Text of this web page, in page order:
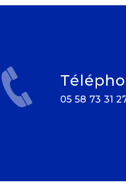
05 58 73 31